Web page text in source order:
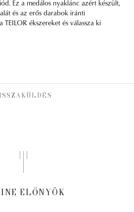
Ez a medálos nyaklánc azért készült,
és az erős darabok iránti
TEILOR ékszereket és válassza ki
ELŐNYÖK